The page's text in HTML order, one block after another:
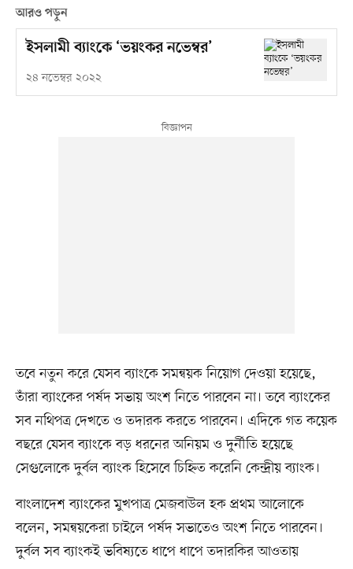
আরও পড়ুন
ইসলামী ব্যাংকে ‘ভয়ংকর নভেম্বর’
২৪ নভেম্বর ২০২২
তবে নতুন করে যেসব ব্যাংকে সমন্বয়ক নিয়োগ দেওয়া হয়েছে,
তাঁরা ব্যাংকের পর্ষদ সভায় অংশ নিতে পারবেন না। তবে ব্যাংকের
সব নথিপত্র দেখতে ও তদারক করতে পারবেন। এদিকে গত কয়েক
বছরে যেসব ব্যাংকে বড় ধরনের অনিয়ম ও দুর্নীতি হয়েছে
সেগুলোকে দুর্বল ব্যাংক হিসেবে চিহ্নিত করেনি কেন্দ্রীয় ব্যাংক।
বাংলাদেশ ব্যাংকের মুখপাত্র মেজবাউল হক প্রথম আলোকে
বলেন, সমন্বয়কেরা চাইলে পর্ষদ সভাতেও অংশ নিতে পারবেন।
দুর্বল সব ব্যাংকই ভবিষ্যতে ধাপে ধাপে তদারকির আওতায়